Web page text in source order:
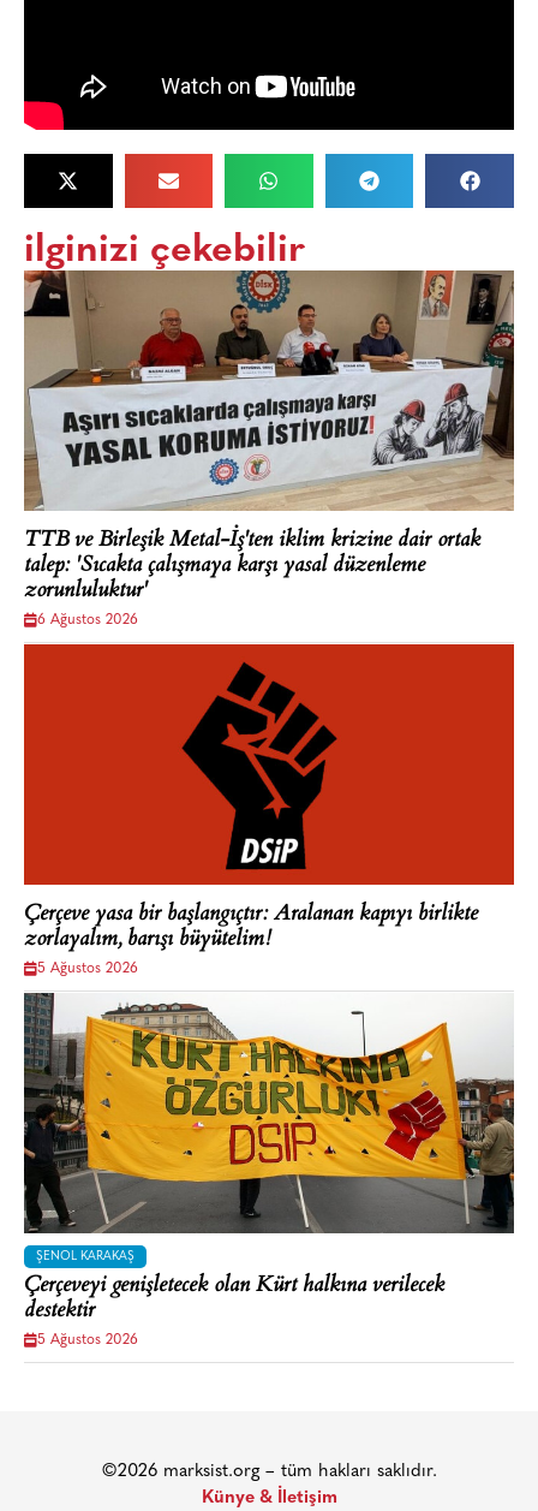
ilginizi çekebilir
TTB ve Birleşik Metal-İş'ten iklim krizine dair ortak
talep: 'Sıcakta çalışmaya karşı yasal düzenleme
zorunluluktur'
6 Ağustos 2026
Çerçeve yasa bir başlangıçtır: Aralanan kapıyı birlikte
zorlayalım, barışı büyütelim!
5 Ağustos 2026
ŞENOL KARAKAŞ
Çerçeveyi genişletecek olan Kürt halkına verilecek
destektir
5 Ağustos 2026
©2026 marksist.org – tüm hakları saklıdır.
Künye & İletişim